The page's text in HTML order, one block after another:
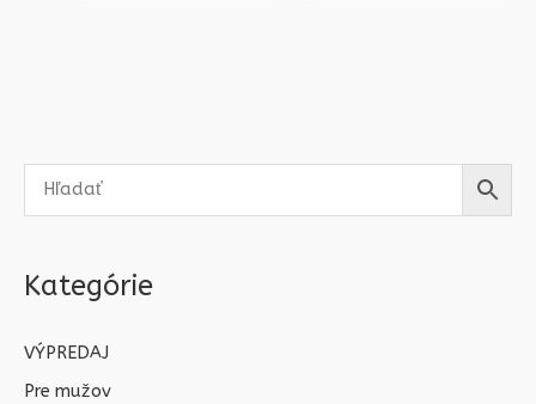
Kategórie
VÝPREDAJ
Pre mužov